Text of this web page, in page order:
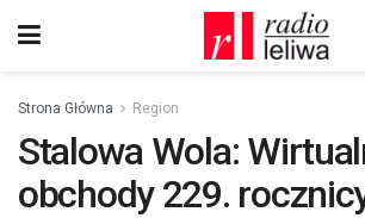
Strona Główna Region
Stalowa Wola:
obchody 229.